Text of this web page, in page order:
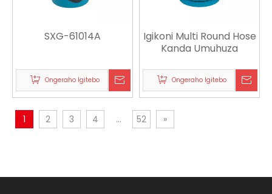
SXG-61014A
Ongeraho Igitebo
Igikoni Multi Round Hose
Kanda Umuhuza
Ongeraho Igitebo
1 2 3 4 ... 52 »